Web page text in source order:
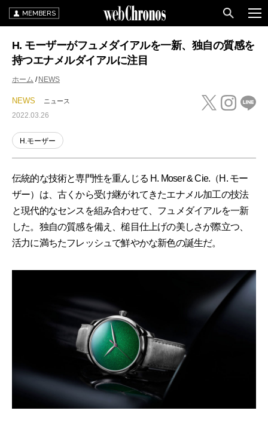
MEMBERS
H. モーザーがフュメダイアルを一新、独自の質感を
持つエナメルダイアルに注目
ホーム NEWS
NEWS ニュース
2022.03.26
H.モーザー
伝統的な技術と専門性を重んじる H. Moser & Cie.（H. モー
ザー）は、古くから受け継がれてきたエナメル加工の技法
と現代的なセンスを組み合わせて、フュメダイアルを一新
した。独自の質感を備え、槌目仕上げの美しさが際立つ、
活力に満ちたフレッシュで鮮やかな新色の誕生だ。